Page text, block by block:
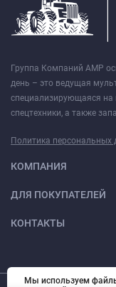
Группа Компаний АМР
день – это ведущая
специализирующаяся на
спецтехники, а также
Политика персональных
КОМПАНИЯ
ДЛЯ ПОКУПАТЕЛЕЙ
КОНТАКТЫ
Мы используем